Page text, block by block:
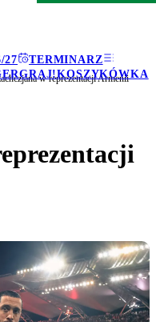
27
TERMINARZ
GRAJ!KOSZYKÓWKA
w reprezentacji Armenii